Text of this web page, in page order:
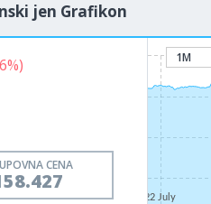
jen Grafikon
CENA
1M
22 July